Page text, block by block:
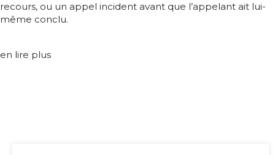
recours, ou un appel incident avant que l’appelant ait lui-
même conclu.
en lire plus